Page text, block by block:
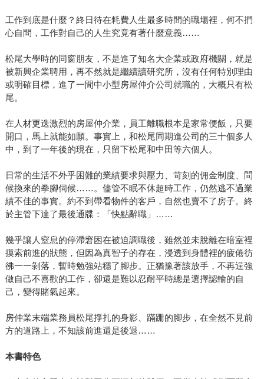
工作到底是什麼？終日待在耗費人生最多時間的職場裡，何不捫
心自問，工作對自己的人生究竟有著什麼意義……
松尾大學時的同窗朋友，不是進了知名大企業或政府機關，就是
被新興企業聘用，再不然就是繼續讀研究所，沒有任何特別理由
或明確目標，進了一間中小型房屋仲介公司就職的，大概只有松
尾。
在人材更迭激烈的房屋仲介業，員工離職根本是家常便飯，只要
開口，馬上就能如願。事實上，和松尾同期進公司的三十個多人
中，到了一年後的現在，只留下松尾和中田等六個人。
日常的生活不外乎困難的業績要求與壓力、苛刻的佣金制度、問
候換來的拳腳伺候……。儘管不眠不休超時工作，仍然逃不過業
績不佳的事實。約不到帶看物件的客戶，自然也賣不了房子。終
於主管下達了最後通牒：「快點辭職」……
幾乎讓人窒息的停滯窘困在被迫調職後，雖然並未脫離在暗室裡
摸索前進的狀態，但因為真智子的存在，浸透到身體裡的疲倦彷
彿一一剝落，暫時勉強站穩了腳步。正猶豫著該放手，不再逞強
做自己不喜歡的工作，卻還是難以忍耐平時總是選擇認輸的自
己，變得賭氣起來。
房仲業末端業務員松尾掙扎的身影、蹣跚的腳步，在全然不見前
方的道路上，不知該前進還是後退……
本書特色